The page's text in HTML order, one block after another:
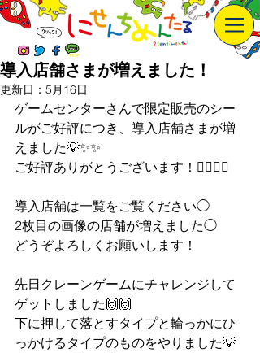
導入店舗さまが増えました！
更新日： 5月16日
ゲームセンターさんで限定販売のシー
ルがご好評につき、導入店舗さまが増
えました💡✨✨
ご好評ありがとうございます！🙇‍♀️🙇‍♀️
導入店舗は一覧をご覧ください◯
2枚目の画像の店舗が増えました◯
どうぞよろしくお願いします！
先日クレーンゲームにチャレンジして
ゲットしました🙌🙌
下に押して落とすタイプと輪っかにひ
っかけるタイプのものをやりました💡